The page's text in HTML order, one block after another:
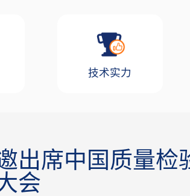
技术实力
出席中国质量检
会